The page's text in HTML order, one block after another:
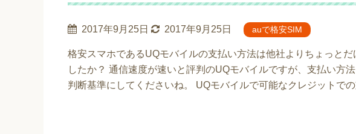
2017年9月25日 2017年9月25日 auで格安SIM
格安スマホであるUQモバイルの支払い方法は他社よりちょっと
したか？ 通信速度が速いと評判のUQモバイルですが、支払い方
判断基準にしてくださいね。 UQモバイルで可能なクレジットで